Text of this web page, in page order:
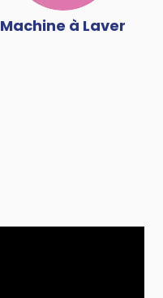
Machine à Laver